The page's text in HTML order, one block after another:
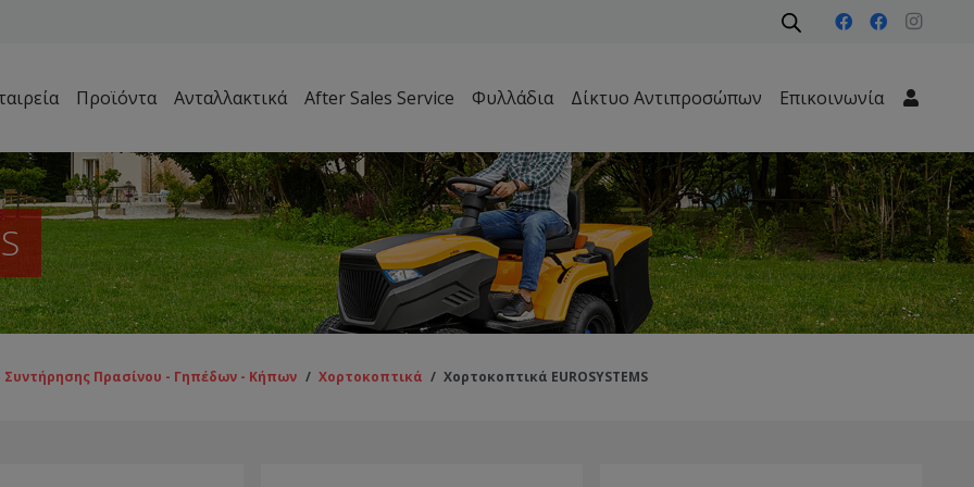
Προϊόντα Ανταλλακτικά After Sales Service Φυλλάδια Δίκτυο Αντιπροσώπων Επικοινωνία
Πρασίνου - Γηπέδων - Κήπων / Χορτοκοπτικά / Χορτοκοπτικά EUROSYSTEMS